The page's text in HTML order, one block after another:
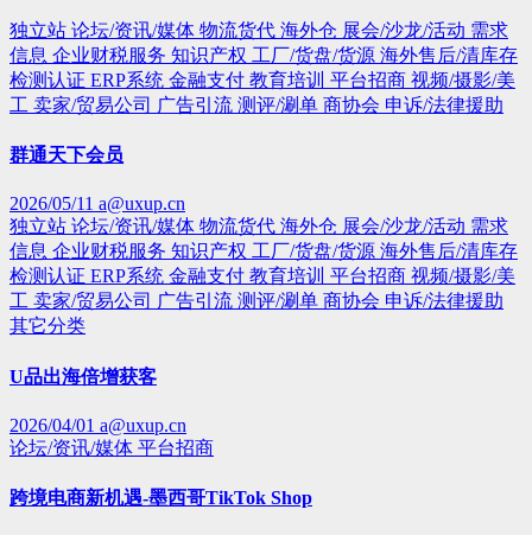
独立站 论坛/资讯/媒体 物流货代 海外仓 展会/沙龙/活动 需求
信息 企业财税服务 知识产权 工厂/货盘/货源 海外售后/清库存
检测认证 ERP系统 金融支付 教育培训 平台招商 视频/摄影/美
工 卖家/贸易公司 广告引流 测评/涮单 商协会 申诉/法律援助
群通天下会员
2026/05/11 a@uxup.cn
独立站 论坛/资讯/媒体 物流货代 海外仓 展会/沙龙/活动 需求
信息 企业财税服务 知识产权 工厂/货盘/货源 海外售后/清库存
检测认证 ERP系统 金融支付 教育培训 平台招商 视频/摄影/美
工 卖家/贸易公司 广告引流 测评/涮单 商协会 申诉/法律援助
其它分类
U品出海倍增获客
2026/04/01 a@uxup.cn
论坛/资讯/媒体 平台招商
跨境电商新机遇-墨西哥TikTok Shop